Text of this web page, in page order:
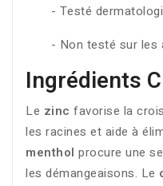
- Testé
- Non testé sur les
Ingrédients
Le zinc favorise la
les racines et aide à
menthol procure une
les démangeaisons. Le